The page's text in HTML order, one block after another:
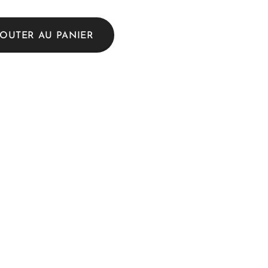
AU PANIER